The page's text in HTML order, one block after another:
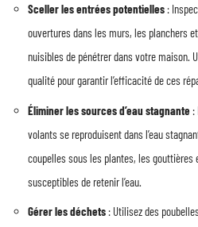
Sceller les entrées potentielles :
ouvertures dans les murs, les planchers
nuisibles de pénétrer dans votre maison.
qualité pour garantir l’efficacité de ces
Éliminer les sources d’eau stagnante :
volants se reproduisent dans l’eau
coupelles sous les plantes, les gouttières
susceptibles de retenir l’eau.
Gérer les déchets : Utilisez des